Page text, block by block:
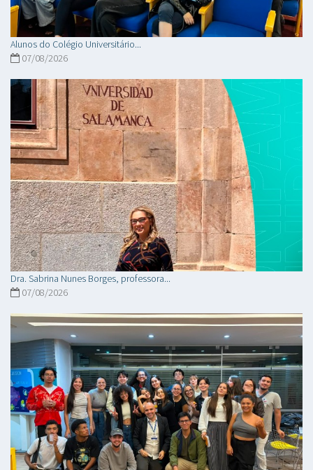
Alunos do Colégio Universitário...
07/08/2026
Dra. Sabrina Nunes Borges, professora...
07/08/2026